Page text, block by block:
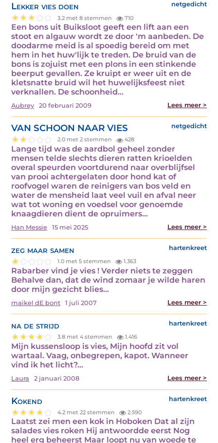
Lekker vies doen netgedicht
3.2 met 8 stemmen 710
Een bons uit Buiksloot geeft een lift aan een
stoot en algauw wordt ze door 'm aanbeden. De
doodarme meid is al spoedig bereid om met
hem in het huw'lijk te treden. De bruid van de
bons is zojuist met een plons in een stinkende
beerput gevallen. Ze kruipt er weer uit en de
kletsnatte bruid wil het huwelijksfeest niet
verknallen. De schoonheid…
Aubrey 20 februari 2009 Lees meer >
VAN SCHOON NAAR VIES netgedicht
2.0 met 2 stemmen 428
Lange tijd was de aardbol geheel zonder
mensen telde slechts dieren ratten krioelden
overal speurden voortdurend naar overblijfsel
van prooi achtergelaten door hond kat of
roofvogel waren de reinigers van bos veld en
water de mensheid laat veel vuil en afval neer
wat tot woning en voedsel voor genoemde
knaagdieren dient de opruimers…
Han Messie 15 mei 2025 Lees meer >
zeg maar samen hartenkreet
1.0 met 5 stemmen 1.363
Rabarber vind je vies ! Verder niets te zeggen
Behalve dan, dat de wind zomaar je wilde haren
door mijn gezicht blies…
maikel dE bont 1 juli 2007 Lees meer >
na de strijd hartenkreet
3.8 met 4 stemmen 1.416
Mijn kussensloop is vies, Mijn hoofd zit vol
wartaal. Vaag, onbegrepen, kapot. Wanneer
vind ik het licht?…
Laura 2 januari 2008 Lees meer >
Kokend hartenkreet
4.2 met 22 stemmen 2.590
Laatst zei men een kok in Hoboken Dat al zijn
salades vies roken Hij antwoordde eerst Nog
heel erg beheerst Maar loopt nu van woede te